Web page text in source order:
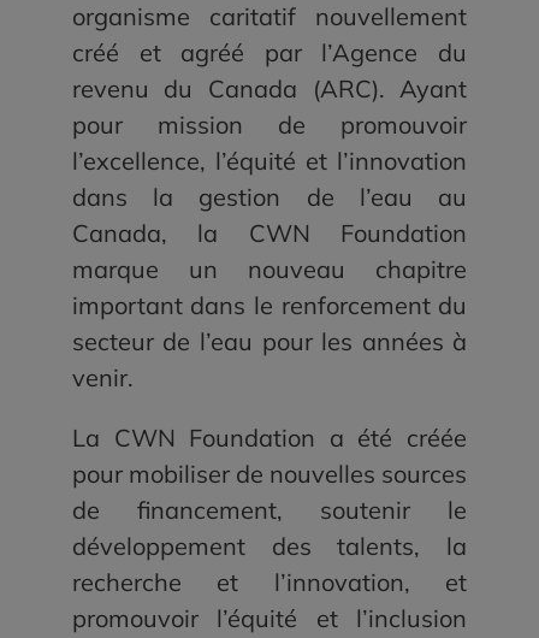
organisme caritatif nouvellement
créé et agréé par l’Agence du
revenu du Canada (ARC). Ayant
pour mission de promouvoir
l’excellence, l’équité et l’innovation
dans la gestion de l’eau au
Canada, la CWN Foundation
marque un nouveau chapitre
important dans le renforcement du
secteur de l’eau pour les années à
venir.
La CWN Foundation a été créée
pour mobiliser de nouvelles sources
de financement, soutenir le
développement des talents, la
recherche et l’innovation, et
promouvoir l’équité et l’inclusion